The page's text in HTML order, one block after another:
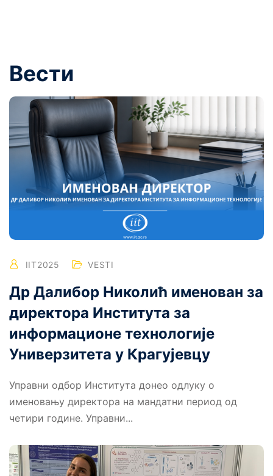
Вести
IIT2025 VESTI
Др Далибор Николић именован за
директора Института за
информационе технологије
Универзитета у Крагујевцу
Управни одбор Института донео одлуку о
именовању директора на мандатни период од
четири године. Управни...